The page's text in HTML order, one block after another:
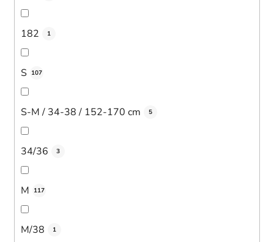
182 1
S 107
S-M / 34-38 / 152-170 cm 5
34/36 3
M 117
M/38 1